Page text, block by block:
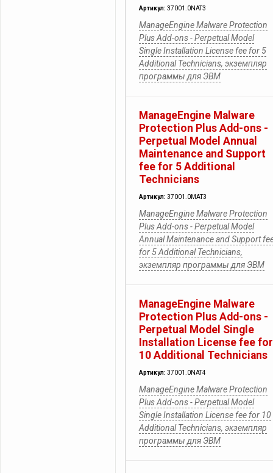
Артикул: 37001.0NAT3
ManageEngine Malware Protection
Plus Add-ons - Perpetual Model
Single Installation License fee for 5
Additional Technicians, экземпляр
программы для ЭВМ
ManageEngine Malware
Protection Plus Add-ons -
Perpetual Model Annual
Maintenance and Support
fee for 5 Additional
Technicians
Артикул: 37001.0MAT3
ManageEngine Malware Protection
Plus Add-ons - Perpetual Model
Annual Maintenance and Support
for 5 Additional Technicians,
экземпляр программы для ЭВМ
ManageEngine Malware
Protection Plus Add-ons -
Perpetual Model Single
Installation License fee for
10 Additional Technicians
Артикул: 37001.0NAT4
ManageEngine Malware Protection
Plus Add-ons - Perpetual Model
Single Installation License fee for 10
Additional Technicians, экземпляр
программы для ЭВМ